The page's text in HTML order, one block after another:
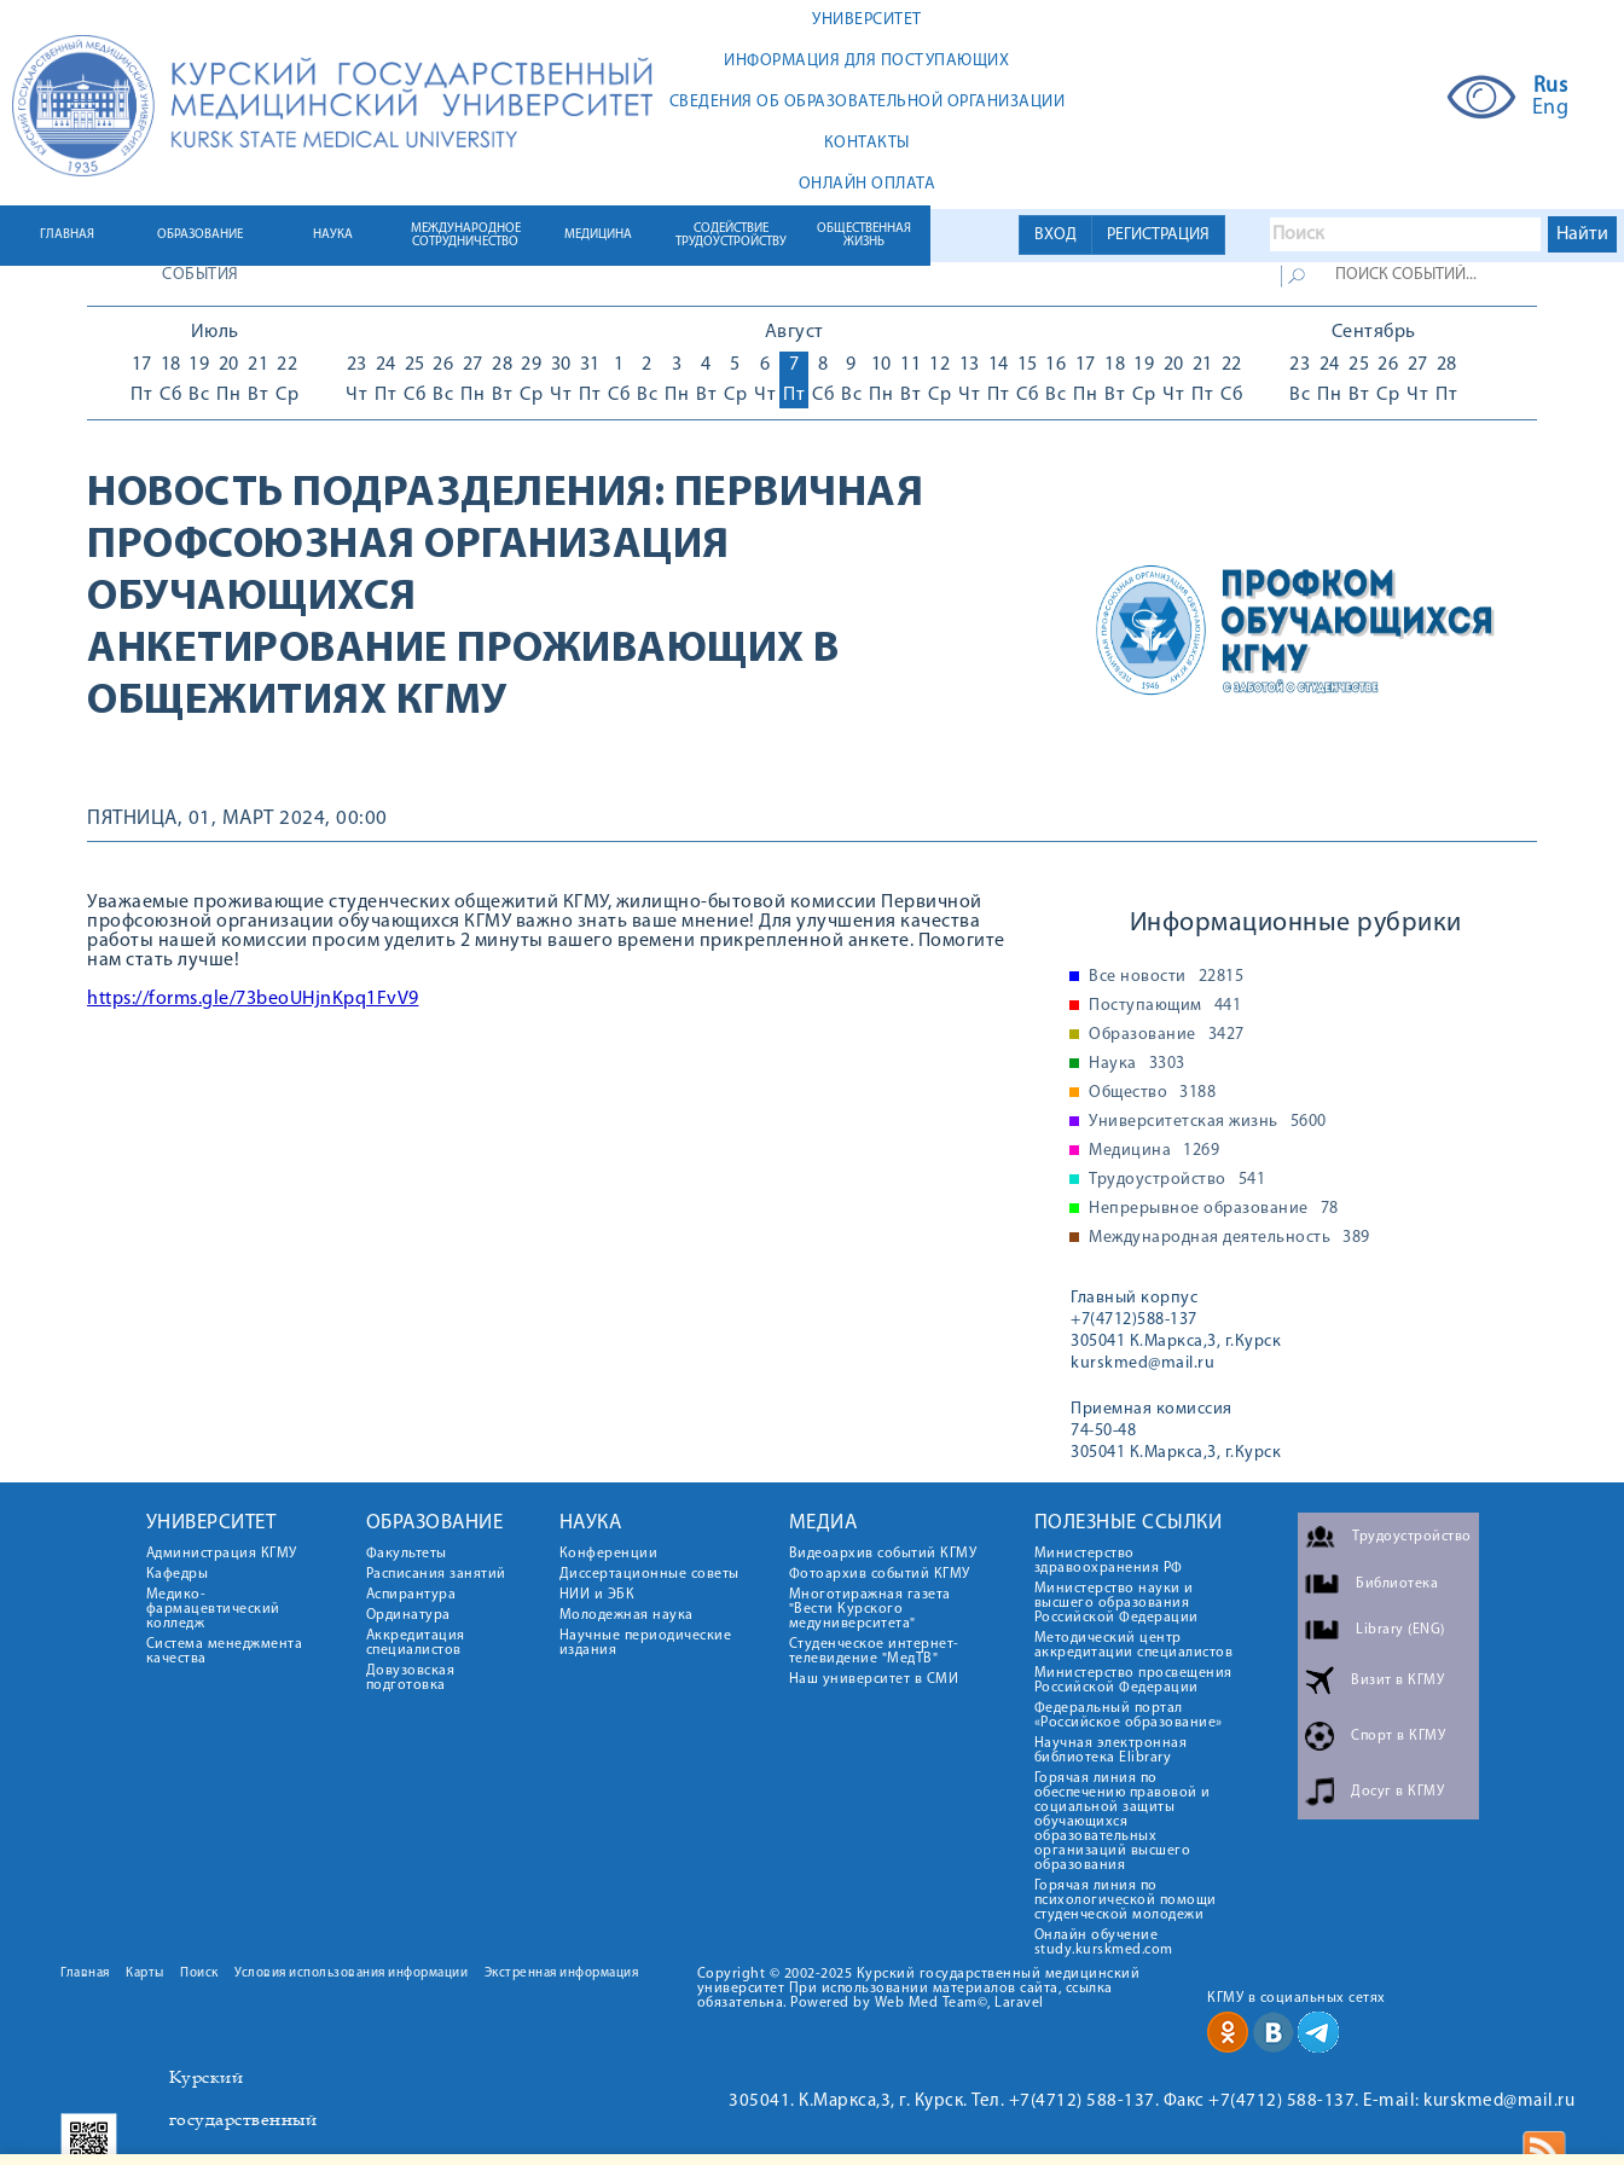
УНИВЕРСИТЕТ
ИНФОРМАЦИЯ ДЛЯ ПОСТУПАЮЩИХ
СВЕДЕНИЯ ОБ ОБРАЗОВАТЕЛЬНОЙ ОРГАНИЗАЦИИ
КОНТАКТЫ
ОНЛАЙН ОПЛАТА
Rus
Eng
ВХОД РЕГИСТРАЦИЯ
ГЛАВНАЯ ОБРАЗОВАНИЕ НАУКА
МЕЖДУНАРОДНОЕ
СОТРУДНИЧЕСТВО
МЕДИЦИНА
СОДЕЙСТВИЕ
ТРУДОУСТРОЙСТВУ
ОБЩЕСТВЕННАЯ
ЖИЗНЬ
СОБЫТИЯ
Июль
17
Пт
18
Сб
19
Вс
20
Пн
21
Вт
22
Ср
Август
23
Чт
24
Пт
25
Сб
26
Вс
27
Пн
28
Вт
29
Ср
30
Чт
31
Пт
1
Сб
2
Вс
3
Пн
4
Вт
5
Ср
6
Чт
7
Пт
8
Сб
9
Вс
10
Пн
11
Вт
12
Ср
13
Чт
14
Пт
15
Сб
16
Вс
17
Пн
18
Вт
19
Ср
20
Чт
21
Пт
22
Сб
Сентябрь
23
Вс
24
Пн
25
Вт
26
Ср
27
Чт
28
Пт
НОВОСТЬ ПОДРАЗДЕЛЕНИЯ: ПЕРВИЧНАЯ
ПРОФСОЮЗНАЯ ОРГАНИЗАЦИЯ
ОБУЧАЮЩИХСЯ
АНКЕТИРОВАНИЕ ПРОЖИВАЮЩИХ В
ОБЩЕЖИТИЯХ КГМУ
ПЯТНИЦА, 01, МАРТ 2024, 00:00
Уважаемые проживающие студенческих общежитий КГМУ, жилищно-бытовой комиссии Первичной
профсоюзной организации обучающихся КГМУ важно знать ваше мнение! Для улучшения качества
работы нашей комиссии просим уделить 2 минуты вашего времени прикрепленной анкете. Помогите
нам стать лучше!
https://forms.gle/73beoUHjnKpq1FvV9
Информационные рубрики
Все новости
22815
Поступающим
441
Образование
3427
Наука
3303
Общество
3188
Университетская жизнь
5600
Медицина
1269
Трудоустройство
541
Непрерывное образование
78
Международная деятельность
389
Главный корпус
+7(4712)588-137
305041 К.Маркса,3, г.Курск
kurskmed@mail.ru
Приемная комиссия
74-50-48
305041 К.Маркса,3, г.Курск
УНИВЕРСИТЕТ
Администрация КГМУ
Кафедры
Медико-
фармацевтический
колледж
Система менеджмента
качества
ОБРАЗОВАНИЕ
Факультеты
Расписания занятий
Аспирантура
Ординатура
Аккредитация
специалистов
Довузовская
подготовка
НАУКА
Конференции
Диссертационные советы
НИИ и ЭБК
Молодежная наука
Научные периодические
издания
МЕДИА
Видеоархив событий КГМУ
Фотоархив событий КГМУ
Многотиражная газета
"Вести Курского
медуниверситета"
Студенческое интернет-
телевидение "МедТВ"
Наш университет в СМИ
ПОЛЕЗНЫЕ ССЫЛКИ
Министерство
здравоохранения РФ
Министерство науки и
высшего образования
Российской Федерации
Методический центр
аккредитации специалистов
Министерство просвещения
Российской Федерации
Федеральный портал
«Российское образование»
Научная электронная
библиотека Elibrary
Горячая линия по
обеспечению правовой и
социальной защиты
обучающихся
образовательных
организаций высшего
образования
Горячая линия по
психологической помощи
студенческой молодежи
Онлайн обучение
study.kurskmed.com
Трудоустройство
Библиотека
Library (ENG)
Визит в КГМУ
Спорт в КГМУ
Досуг в КГМУ
Главная Карты Поиск Условия использования информации Экстренная информация
Copyright © 2002-2025 Курский государственный медицинский
университет При использовании материалов сайта, ссылка
обязательна. Powered by Web Med Team©, Laravel
КГМУ в социальных сетях
Курский
государственный
305041. К.Маркса,3, г. Курск. Тел. +7(4712) 588-137. Факс +7(4712) 588-137. E-mail: kurskmed@mail.ru